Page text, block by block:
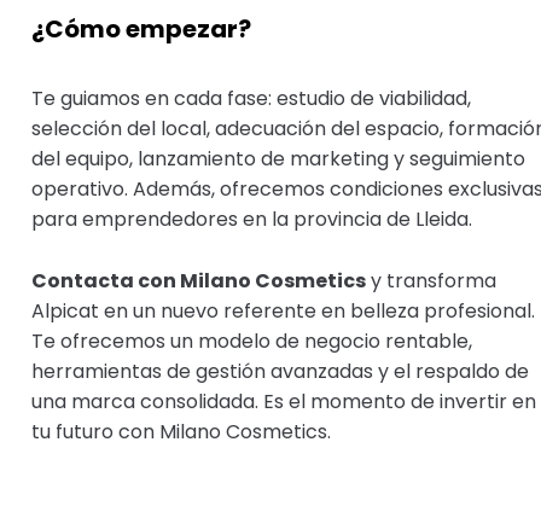
¿Cómo empezar?
Te guiamos en cada fase: estudio de viabilidad,
selección del local, adecuación del espacio,
del equipo, lanzamiento de marketing y seguimiento
operativo. Además, ofrecemos condiciones
para emprendedores en la provincia de Lleida.
Contacta con Milano Cosmeticsy transforma
Alpicat en un nuevo referente en belleza profesional.
Te ofrecemos un modelo de negocio rentable,
herramientas de gestión avanzadas y el respaldo de
una marca consolidada. Es el momento de invertir en
tu futuro con Milano Cosmetics.